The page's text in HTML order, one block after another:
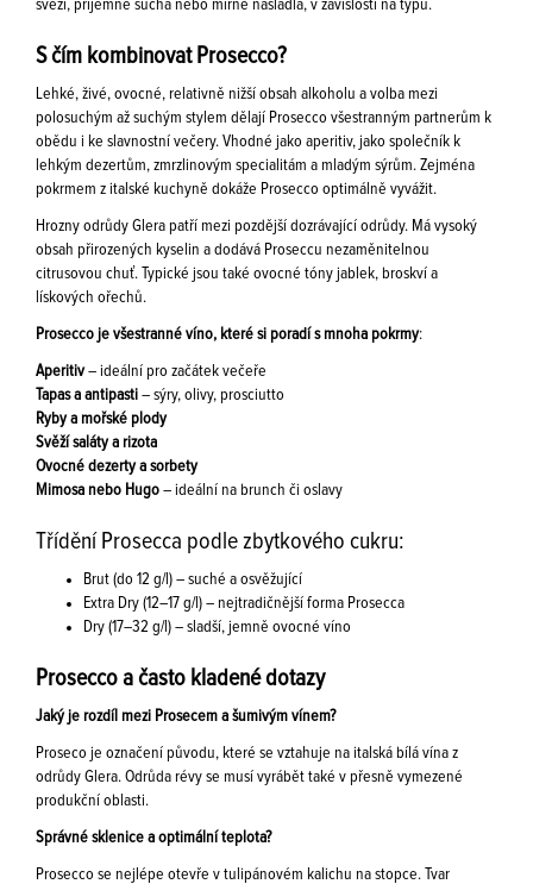
svěží, příjemně suchá nebo mírně nasládlá, v závislosti na typu.
S čím kombinovat Prosecco?
Lehké, živé, ovocné, relativně nižší obsah alkoholu a volba mezi
polosuchým až suchým stylem dělají Prosecco všestranným partnerům k
obědu i ke slavnostní večery. Vhodné jako aperitiv, jako společník k
lehkým dezertům, zmrzlinovým specialitám a mladým sýrům. Zejména
pokrmem z italské kuchyně dokáže Prosecco optimálně vyvážit.
Hrozny odrůdy Glera patří mezi pozdější dozrávající odrůdy. Má vysoký
obsah přirozených kyselin a dodává Proseccu nezaměnitelnou
citrusovou chuť. Typické jsou také ovocné tóny jablek, broskví a
lískových ořechů.
Prosecco je všestranné víno, které si poradí s mnoha pokrmy:
Aperitiv– ideální pro začátek večeře
Tapas a antipasti – sýry, olivy, prosciutto
Ryby a mořské plody
Svěží saláty a rizota
Ovocné dezerty a sorbety
Mimosa nebo Hugo – ideální na brunch či oslavy
Třídění Prosecca podle zbytkového cukru:
Brut (do 12 g/l) – suché a osvěžující
Extra Dry (12–17 g/l) – nejtradičnější forma Prosecca
Dry (17–32 g/l) – sladší, jemně ovocné víno
Prosecco a často kladené dotazy
Jaký je rozdíl mezi Prosecem a šumivým vínem?
Proseco je označení původu, které se vztahuje na italská bílá vína z
odrůdy Glera. Odrůda révy se musí vyrábět také v přesně vymezené
produkční oblasti.
Správné sklenice a optimální teplota?
Prosecco se nejlépe otevře v tulipánovém kalichu na stopce. Tvar